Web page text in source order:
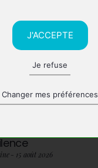
J'ACCEPTE
Je refuse
Changer mes préférences
par Cévennes Magazine - 15 août 2026